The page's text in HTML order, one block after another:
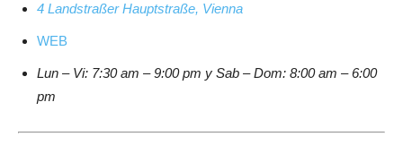
4 Landstraßer Hauptstraße, Vienna
WEB
Lun – Vi: 7:30 am – 9:00 pm y Sab – Dom: 8:00 am – 6:00
pm